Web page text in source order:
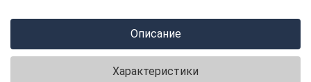
Описание
Характеристики